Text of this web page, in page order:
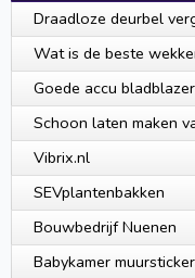
Draadloze deurbel
Wat is de beste
Goede accu
Schoon laten maken
Vibrix.nl
SEVplantenbakken
Bouwbedrijf Nuenen
Babykamer